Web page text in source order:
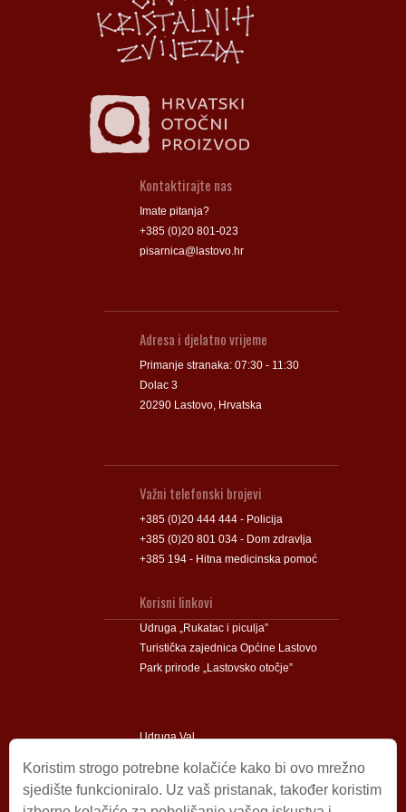
Groblje
Groblje
Kontaktirajte nas
Imate pitanja?
+385 (0)20 801-023
pisarnica@lastovo.hr
Adresa i djelatno vrijeme
Primanje stranaka: 07:30 - 11:30
Dolac 3
20290 Lastovo, Hrvatska
Važni telefonski brojevi
+385 (0)20 444 444 - Policija
+385 (0)20 801 034 - Dom zdravlja
+385 194 - Hitna medicinska pomoć
Korisni linkovi
Udruga „Rukatac i piculja”
Turistička zajednica Općine Lastovo
Park prirode „Lastovsko otočje”
Udruga Val
Koristim strogo potrebne kolačiće kako bi ovo mrežno
sjedište funkcioniralo. Uz vaš pristanak, također koristim